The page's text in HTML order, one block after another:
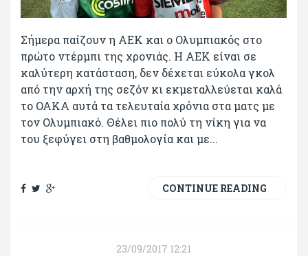
Σήμερα παίζουν η ΑΕΚ και ο Ολυμπιακός στο
πρώτο ντέρμπι της χρονιάς. Η ΑΕΚ είναι σε
καλύτερη κατάσταση, δεν δέχεται εύκολα γκολ
από την αρχή της σεζόν κι εκμεταλλεύεται καλά
το ΟΑΚΑ αυτά τα τελευταία χρόνια στα ματς με
τον Ολυμπιακό. Θέλει πιο πολύ τη νίκη για να
του ξεφύγει στη βαθμολογία και με...
CONTINUE READING
23/09/2017 12:21